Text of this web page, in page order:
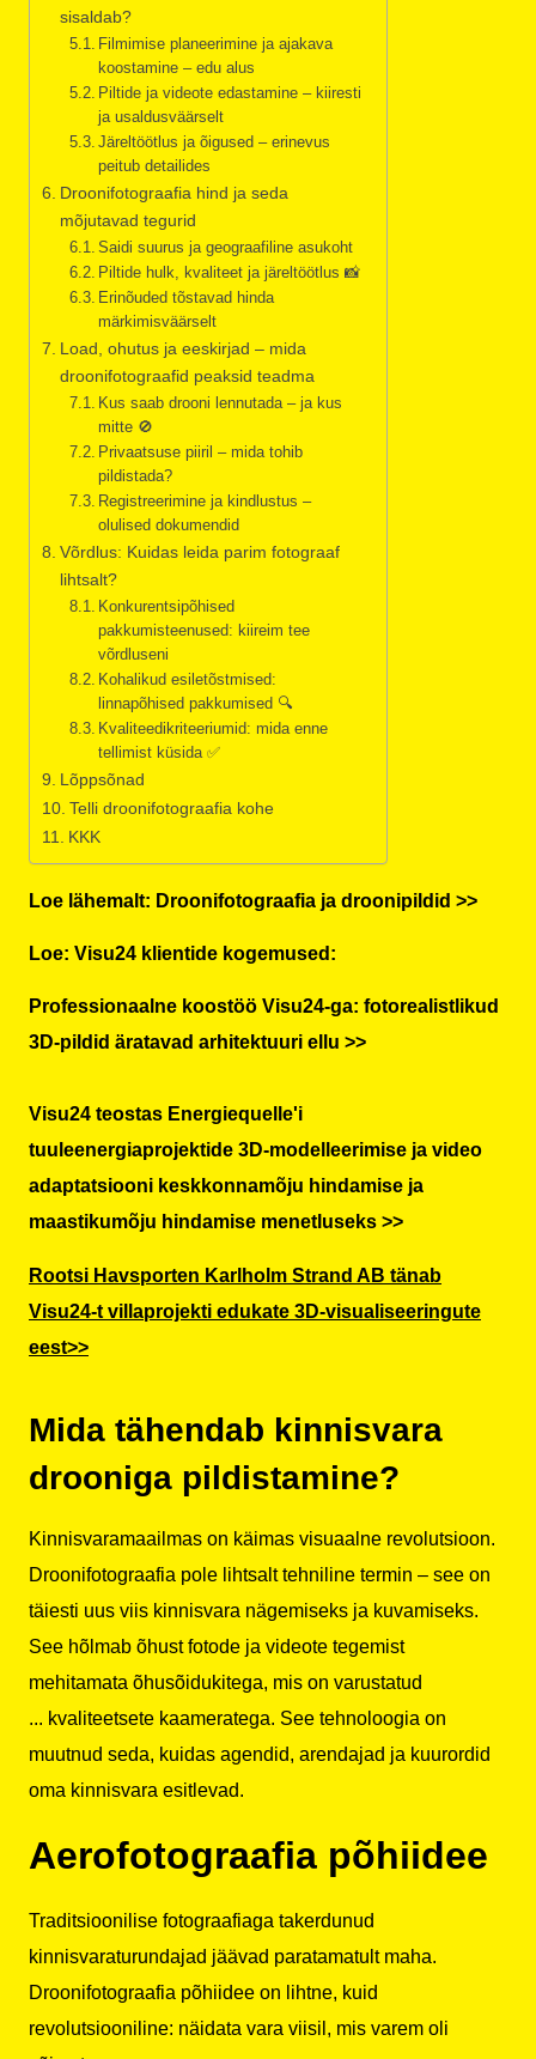
sisaldab?
Filmimise planeerimine ja ajakava
koostamine – edu alus
Piltide ja videote edastamine – kiiresti
ja usaldusväärselt
Järeltöötlus ja õigused – erinevus
peitub detailides
Droonifotograafia hind ja seda
mõjutavad tegurid
Saidi suurus ja geograafiline asukoht
Piltide hulk, kvaliteet ja järeltöötlus 📸
Erinõuded tõstavad hinda
märkimisväärselt
Load, ohutus ja eeskirjad – mida
droonifotograafid peaksid teadma
Kus saab drooni lennutada – ja kus
mitte 🚫
Privaatsuse piiril – mida tohib
pildistada?
Registreerimine ja kindlustus –
olulised dokumendid
Võrdlus: Kuidas leida parim fotograaf
lihtsalt?
Konkurentsipõhised
pakkumisteenused: kiireim tee
võrdluseni
Kohalikud esiletõstmised:
linnapõhised pakkumised 🔍
Kvaliteedikriteeriumid: mida enne
tellimist küsida ✅
Lõppsõnad
Telli droonifotograafia kohe
KKK
Loe lähemalt: Droonifotograafia ja droonipildid >>
Loe: Visu24 klientide kogemused:
Professionaalne koostöö Visu24-ga: fotorealistlikud
3D-pildid äratavad arhitektuuri ellu >>
Visu24 teostas Energiequelle'i
tuuleenergiaprojektide 3D-modelleerimise ja video
adaptatsiooni keskkonnamõju hindamise ja
maastikumõju hindamise menetluseks >>
Rootsi Havsporten Karlholm Strand AB tänab
Visu24-t villaprojekti edukate 3D-visualiseeringute
eest>>
Mida tähendab kinnisvara
drooniga pildistamine?
Kinnisvaramaailmas on käimas visuaalne revolutsioon.
Droonifotograafia pole lihtsalt tehniline termin – see on
täiesti uus viis kinnisvara nägemiseks ja kuvamiseks.
See hõlmab õhust fotode ja videote tegemist
mehitamata õhusõidukitega, mis on varustatud
... kvaliteetsete kaameratega. See tehnoloogia on
muutnud seda, kuidas agendid, arendajad ja kuurordid
oma kinnisvara esitlevad.
Aerofotograafia põhiidee
Traditsioonilise fotograafiaga takerdunud
kinnisvaraturundajad jäävad paratamatult maha.
Droonifotograafia põhiidee on lihtne, kuid
revolutsiooniline: näidata vara viisil, mis varem oli